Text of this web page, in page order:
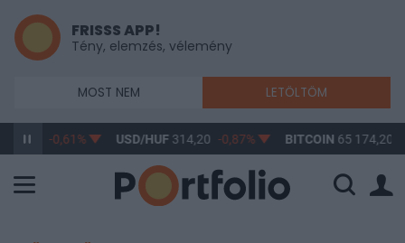
FRISSS APP!
Tény, elemzés, vélemény
MOST NEM LETÖLTÖM
363,17 -0,61% USD/HUF 314,20 -0,87% BITCOIN 65 174,20